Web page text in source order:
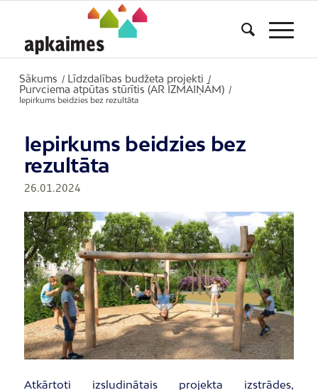
Sākums / Līdzdalības budžeta projekti /
Purvciema atpūtas stūrītis (AR IZMAIŅĀM) /
Iepirkums beidzies bez rezultāta
Iepirkums beidzies bez
rezultāta
26.01.2024
Atkārtoti izsludinātais projekta izstrādes,